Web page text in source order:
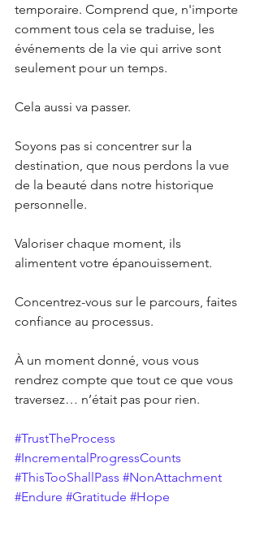
temporaire. Comprend que, n'importe
comment tous cela se traduise, les
événements de la vie qui arrive sont
seulement pour un temps.
Cela aussi va passer.
Soyons pas si concentrer sur la
destination, que nous perdons la vue
de la beauté dans notre historique
personnelle.
Valoriser chaque moment, ils
alimentent votre épanouissement.
Concentrez-vous sur le parcours, faites
confiance au processus.
À un moment donné, vous vous
rendrez compte que tout ce que vous
traversez… n’était pas pour rien.
#TrustTheProcess
#IncrementalProgressCounts
#ThisTooShallPass #NonAttachment
#Endure #Gratitude #Hope